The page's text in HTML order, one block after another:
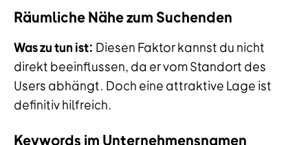
Räumliche Nähe zum Suchenden
Was zu tun ist: Diesen Faktor kannst du nicht
direkt beeinflussen, da er vom Standort des
Users abhängt. Doch eine attraktive Lage ist
definitiv hilfreich.
Keywords im Unternehmensnamen